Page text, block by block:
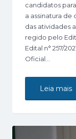
candidatos
a assinatura
das atividades
regido pelo
Edital n° 257/
Oficial…
Leia mais